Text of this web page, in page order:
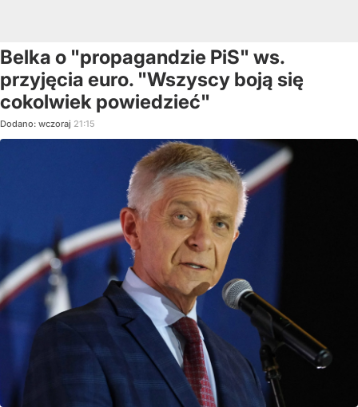
Belka o "propagandzie PiS" ws.
przyjęcia euro. "Wszyscy boją się
cokolwiek powiedzieć"
Dodano: wczoraj 21:15